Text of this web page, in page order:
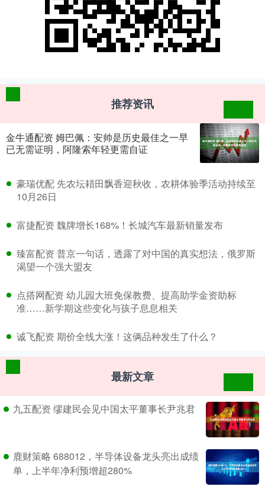
推荐资讯
金牛通配资 姆巴佩：安帅是历史最佳之一早
已无需证明，阿隆索年轻更需自证
​豪瑞优配 先农坛耤田飘香迎秋收，农耕体验季活动持续至
10月26日
​富捷配资 魏牌增长168%！长城汽车最新销量发布
​臻富配资 普京一句话，透露了对中国的真实想法，俄罗斯
渴望一个强大盟友
​点搭网配资 幼儿园大班免保教费、提高助学金资助标
准……新学期这些变化与孩子息息相关
​诚飞配资 期价全线大涨！这俩品种发生了什么？
最新文章
九五配资 缪建民会见中国太平董事长尹兆君
鹿财策略 688012，半导体设备龙头亮出成绩
单，上半年净利预增超280%